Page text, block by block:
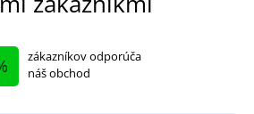
zákazníkov odporúča
náš obchod